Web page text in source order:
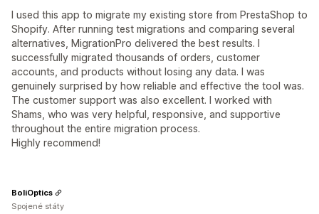
I used this app to migrate my existing store from PrestaShop to
Shopify. After running test migrations and comparing several
alternatives, MigrationPro delivered the best results. I
successfully migrated thousands of orders, customer
accounts, and products without losing any data. I was
genuinely surprised by how reliable and effective the tool was.
The customer support was also excellent. I worked with
Shams, who was very helpful, responsive, and supportive
throughout the entire migration process.
Highly recommend!
BoliOptics
Spojené státy